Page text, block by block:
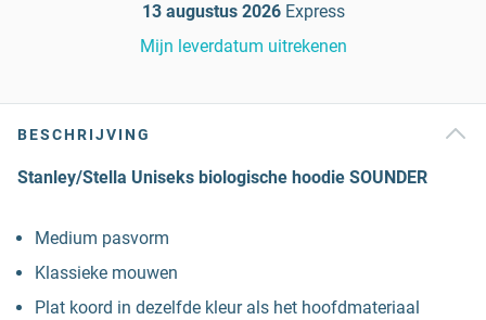
13 augustus 2026 Express
Mijn leverdatum uitrekenen
BESCHRIJVING
Stanley/Stella Uniseks biologische hoodie SOUNDER
Medium pasvorm
Klassieke mouwen
Plat koord in dezelfde kleur als het hoofdmateriaal